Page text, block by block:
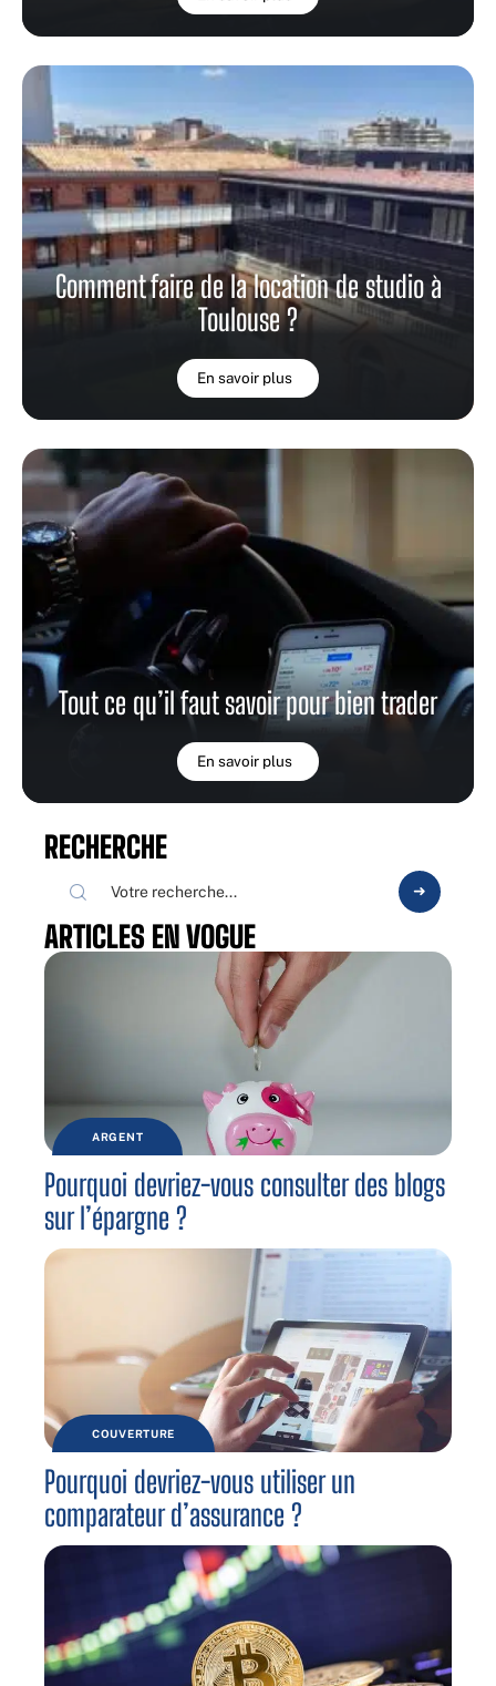
Comment faire de la location de studio à
Toulouse ?
En savoir plus
Tout ce qu’il faut savoir pour bien trader
En savoir plus
RECHERCHE
ARTICLES EN VOGUE
ARGENT
Pourquoi devriez-vous consulter des blogs
sur l’épargne ?
COUVERTURE
Pourquoi devriez-vous utiliser un
comparateur d’assurance ?